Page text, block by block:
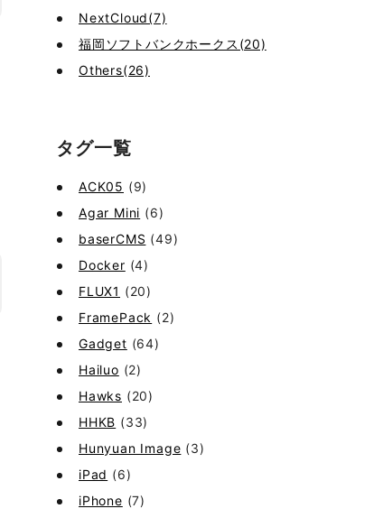
NextCloud(7)
福岡ソフトバンクホークス(20)
Others(26)
タグ一覧
ACK05 (9)
Agar Mini (6)
baserCMS (49)
Docker (4)
FLUX1 (20)
FramePack (2)
Gadget (64)
Hailuo (2)
Hawks (20)
HHKB (33)
Hunyuan Image (3)
iPad (6)
iPhone (7)